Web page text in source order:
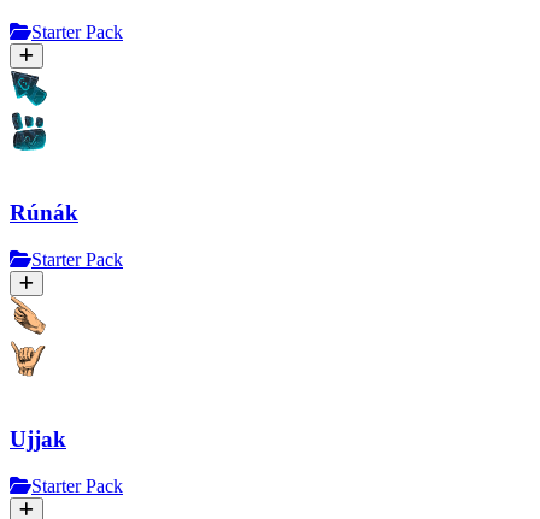
Starter Pack
Rúnák
Starter Pack
Ujjak
Starter Pack